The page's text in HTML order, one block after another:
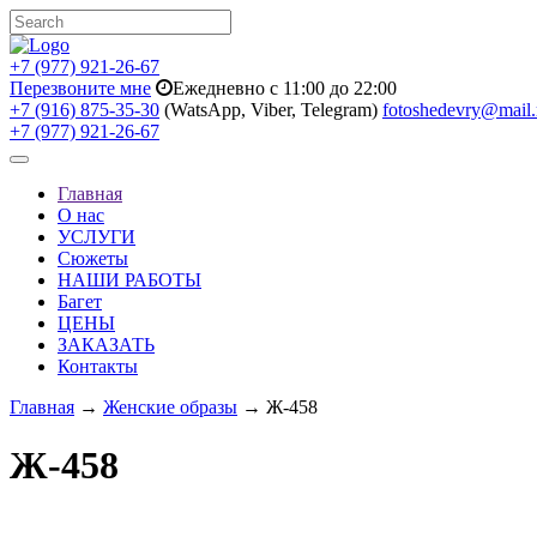
+7 (977) 921-26-67
Перезвоните мне
Ежедневно с 11:00 до 22:00
+7 (916) 875-35-30 (WatsApp, Viber, Telegram)
+7 (977) 921-26-67
Toggle
navigationГлавная
О нас
УСЛУГИ
Сюжеты
НАШИ РАБОТЫ
Багет
ЦЕНЫ
ЗАКАЗАТЬ
Контакты
Главная → Женские образы → Ж-458
Ж-458